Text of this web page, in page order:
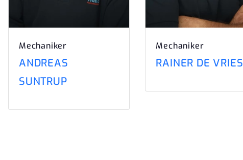
Mechaniker
ANDREAS
SUNTRUP
Mechaniker
RAINER DE VRIES